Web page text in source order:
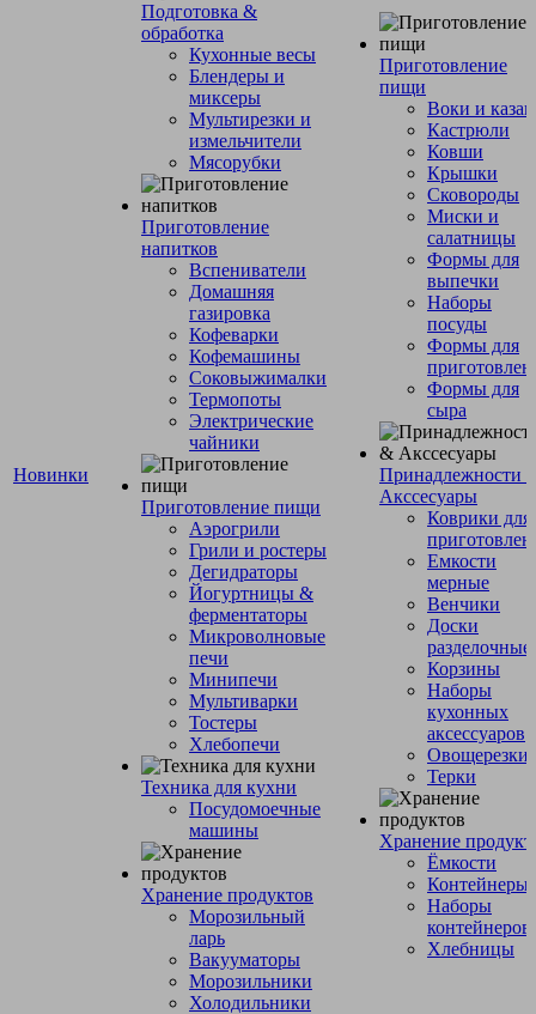
Новинки
Подготовка &
обработка
Кухонные весы
Блендеры и
миксеры
Мультирезки и
измельчители
Мясорубки
Приготовление
напитков
Вспениватели
Домашняя
газировка
Кофеварки
Кофемашины
Соковыжималки
Термопоты
Электрические
чайники
Приготовление пищи
Аэрогрили
Грили и ростеры
Дегидраторы
Йогуртницы &
ферментаторы
Микроволновые
печи
Минипечи
Мультиварки
Тостеры
Хлебопечи
Техника для кухни
Посудомоечные
машины
Хранение продуктов
Морозильный
ларь
Вакууматоры
Морозильники
Холодильники
Приготовление
пищи
Воки и
Кастрюли
Ковши
Крышки
Сковороды
Миски и
салатницы
Формы для
выпечки
Наборы
посуды
Формы для
Формы для
сыра
Принадлежности
Акссесуары
Коврики для
Емкости
мерные
Венчики
Доски
разделочные
Корзины
Наборы
кухонных
аксессуаров
Овощерезки
Терки
Хранение
Ёмкости
Контейнеры
Наборы
контейнеров
Хлебницы